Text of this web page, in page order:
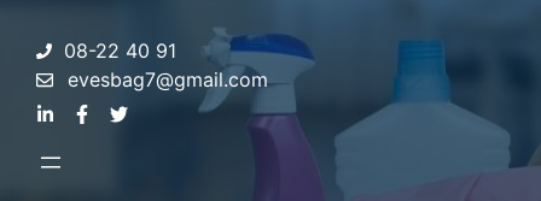
08-22 40 91
evesbag7@gmail.com